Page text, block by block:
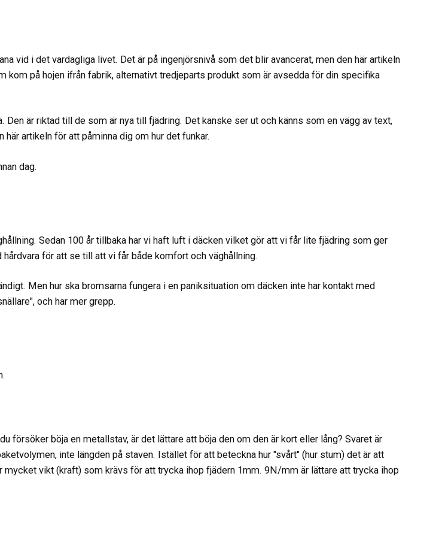
vid i det vardagliga livet. Det är på ingenjörsnivå som det blir avancerat, men den här artikeln
kom på hojen ifrån fabrik, alternativt tredjeparts produkt som är avsedda för din specifika
Den är riktad till de som är nya till fjädring. Det kanske ser ut och känns som en vägg av text,
artikeln för att påminna dig om hur det funkar.
dag.
Sedan 100 år tillbaka har vi haft luft i däcken vilket gör att vi får lite fjädring som ger
för att se till att vi får både komfort och väghållning.
Men hur ska bromsarna fungera i en paniksituation om däcken inte har kontakt med
och har mer grepp.
försöker böja en metallstav, är det lättare att böja den om den är kort eller lång? Svaret är
inte längden på staven. Istället för att beteckna hur "svårt" (hur stum) det är att
vikt (kraft) som krävs för att trycka ihop fjädern 1mm. 9N/mm är lättare att trycka ihop